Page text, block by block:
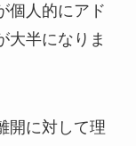
個人的にアド
大半になりま
開に対して理